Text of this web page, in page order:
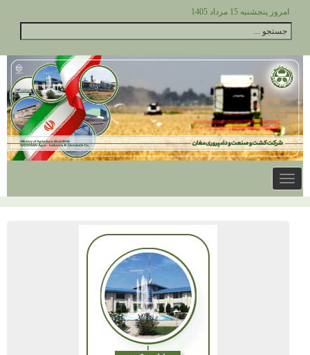
امروز پنجشنبه 15 مرداد 1405
Toggle
navigation